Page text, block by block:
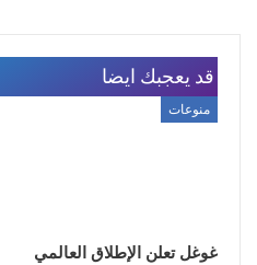
قد يعجبك ايضا
منوعات
غوغل تعلن الإطلاق العالمي